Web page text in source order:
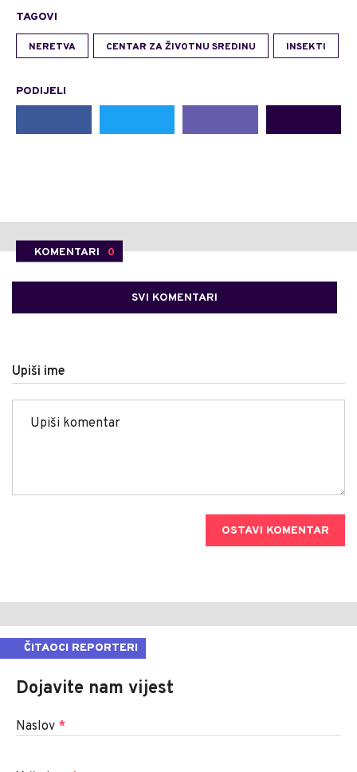
TAGOVI
NERETVA CENTAR ZA ŽIVOTNU SREDINU INSEKTI
PODIJELI
KOMENTARI 0
SVI KOMENTARI
Upiši ime
OSTAVI KOMENTAR
ČITAOCI REPORTERI
Dojavite nam vijest
Naslov *